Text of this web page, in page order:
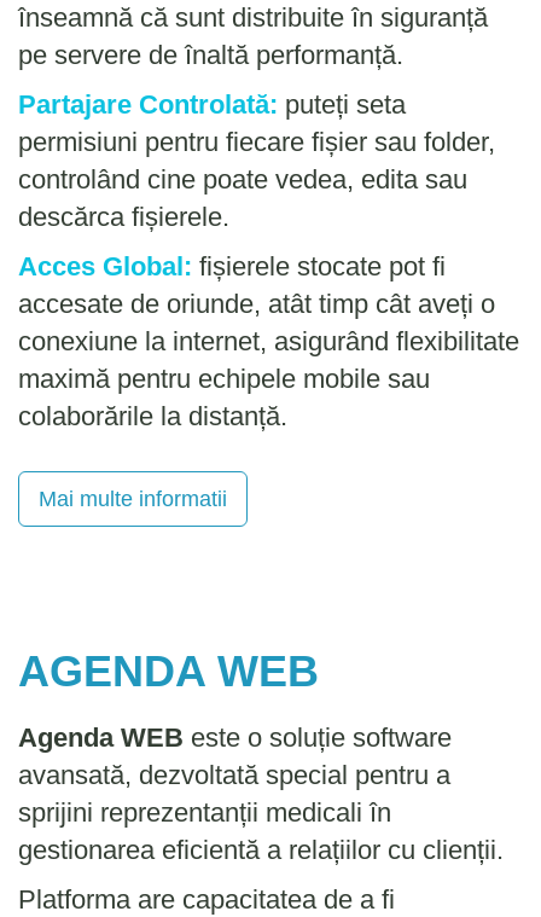
înseamnă că sunt distribuite în siguranță
pe servere de înaltă performanță.
Partajare Controlată: puteți seta
permisiuni pentru fiecare fișier sau folder,
controlând cine poate vedea, edita sau
descărca fișierele.
Acces Global: fișierele stocate pot fi
accesate de oriunde, atât timp cât aveți o
conexiune la internet, asigurând flexibilitate
maximă pentru echipele mobile sau
colaborările la distanță.
Mai multe informatii
AGENDA WEB
Agenda WEB este o soluție software
avansată, dezvoltată special pentru a
sprijini reprezentanții medicali în
gestionarea eficientă a relațiilor cu clienții.
Platforma are capacitatea de a fi